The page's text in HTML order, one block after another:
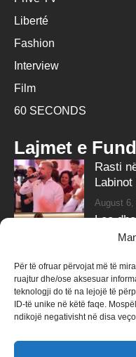
Për të ofruar përvojat më të
ruajtur dhe/ose aksesuar
teknologji do të na lejojë të
ID-të unike në këtë faqe.
ndikojë negativisht në disa
Liberté
Fashion
Interview
Film
60 SECONDS
Lajmet e
Rasti
August 6,
Leo
me
Follow Us
258kFollowers